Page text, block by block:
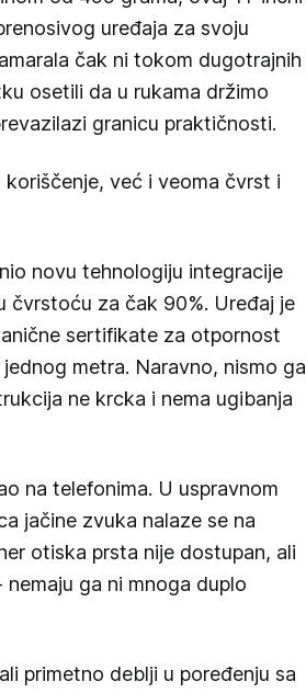
uređaja za svoju
čak ni tokom dugotrajnih
osetili da u rukama držimo
granicu praktičnosti.
već i veoma čvrst i
novu tehnologiju integracije
čvrstoću za čak 90%. Uređaj je
sertifikate za otpornost
metra. Naravno, nismo ga
ne krcka i nema ugibanja
na telefonima. U uspravnom
jačine zvuka nalaze se na
otiska prsta nije dostupan, ali
ga ni mnoga duplo
primetno deblji u poređenju sa